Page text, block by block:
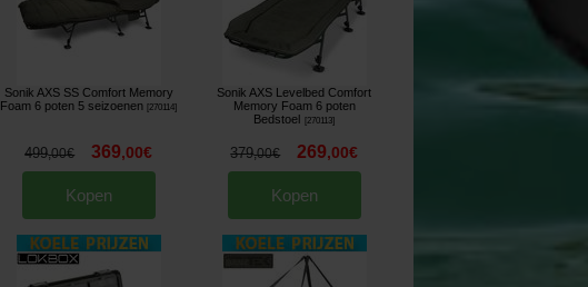
Sonik AXS SS Comfort Memory
Foam 6 poten 5 seizoenen [270114]
499,00€ 369,00€
Kopen
Sonik AXS Levelbed Comfort
Memory Foam 6 poten
Bedstoel
270113]
379,00€ 269,00€
Kopen